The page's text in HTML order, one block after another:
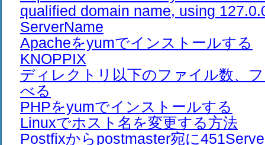
qualified domain name, using
ServerName
Apacheをyumでインストールする
KNOPPIX
ディレクトリ以下のファイル数、
べる
PHPをyumでインストールする
Linuxでホスト名を変更する方法
Postfixからpostmaster宛に